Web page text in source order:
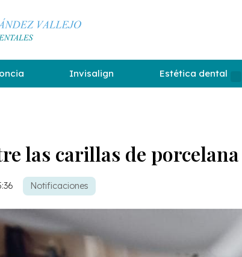
Invisalign Estética dental
las carillas de
Notificaciones